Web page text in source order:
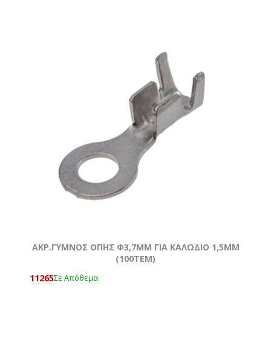
ΑΚΡ.ΓΥΜΝΟΣ ΟΠΗΣ Φ3,7MM ΓΙΑ ΚΑΛΩΔΙΟ 1,5ΜΜ
(100ΤΕΜ)
11265Σε Απόθεμα